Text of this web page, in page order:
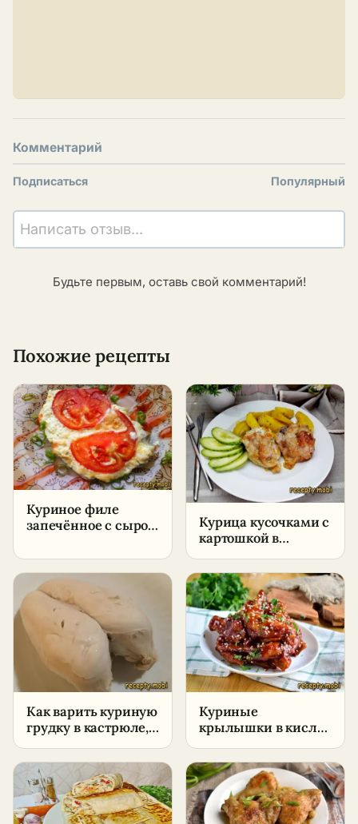
Комментарий
Подписаться Популярный
Написать отзыв...
Будьте первым, оставь свой комментарий!
Похожие рецепты
Куриное филе
запечённое с сыром
пошаговый рецепт
в домашних
условиях
Курица кусочками с
картошкой в
пошаговый рецепт
Как варить куриную
грудку в кастрюле,
пошагово с фото
Куриные
крылышки в кисло-
пошаговый рецепт
в домашних
условиях